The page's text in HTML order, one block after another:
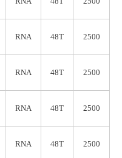
RNA 48T 2500
RNA 48T 2500
RNA 48T 2500
RNA 48T 2500